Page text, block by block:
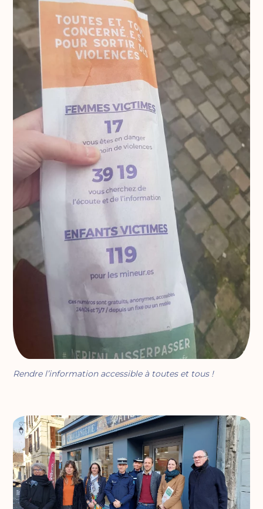
Rendre l’information accessible à toutes et tous !